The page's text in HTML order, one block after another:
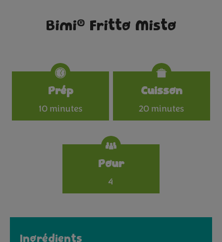
Bimi® Fritto Misto
Specifications
Prép
10 minutes
Cuisson
20 minutes
Pour
4
Ingrédients